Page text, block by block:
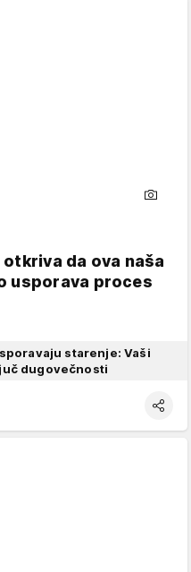
da ova naša
usporava proces
starenje: Vaši
dugovečnosti